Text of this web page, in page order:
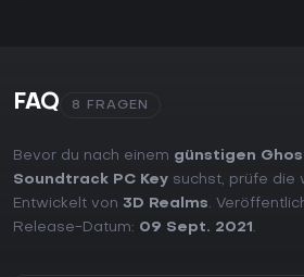
FAQ 8 FRAGEN
Bevor du nach einem günstigen
Soundtrack PC Key suchst, prüfe die
Entwickelt von 3D Realms.
Release-Datum: 09 Sept. 2021 .